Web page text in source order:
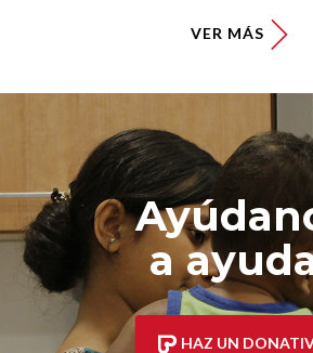
VER MÁS
a
HAZ UN